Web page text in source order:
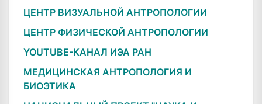
ЦЕНТР ВИЗУАЛЬНОЙ АНТРОПОЛОГИИ
ЦЕНТР ФИЗИЧЕСКОЙ АНТРОПОЛОГИИ
YOUTUBE-КАНАЛ ИЭА РАН
МЕДИЦИНСКАЯ АНТРОПОЛОГИЯ И
БИОЭТИКА